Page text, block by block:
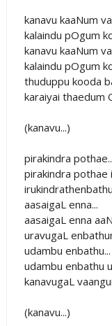
kanavu kaaNum
kalaindu pOgum
kanavu kaaNum
kalaindu pOgum
thuduppu kooda
karaiyai thaedum
(kanavu...)
pirakindra
pirakindra pothae
aasaigaL enna...
aasaigaL enna
uravugaL
udambu enbathu...
udambu enbathu
kanavugaL
(kanavu...)